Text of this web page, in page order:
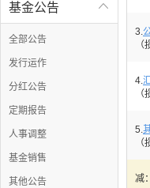

基金公告
全部公告
发行运作
分红公告
定期报告
人事调整
基金销售
其他公告
3.
4.
5.
减